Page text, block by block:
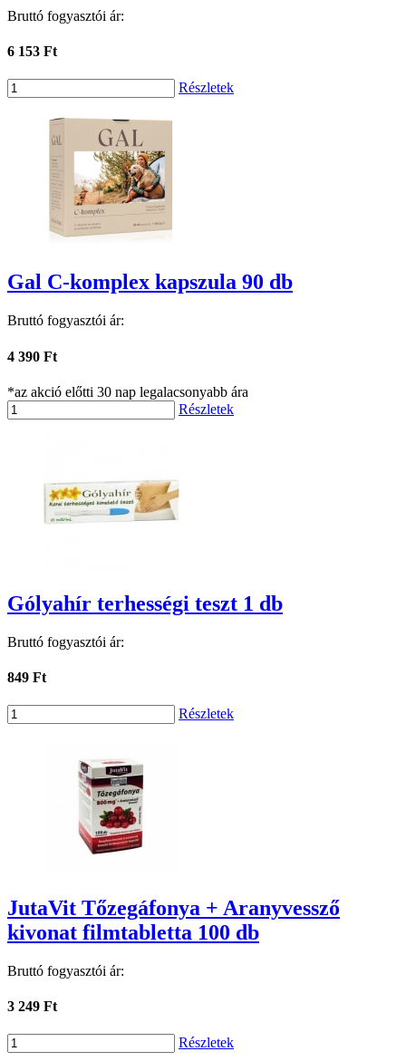
Bruttó fogyasztói ár:
6 153 Ft
Részletek
Gal C-komplex kapszula 90 db
Bruttó fogyasztói ár:
4 390 Ft
*az akció előtti 30 nap legalacsonyabb ára
Részletek
Gólyahír terhességi teszt 1 db
Bruttó fogyasztói ár:
849 Ft
Részletek
JutaVit Tőzegáfonya + Aranyvessző
kivonat filmtabletta 100 db
Bruttó fogyasztói ár:
3 249 Ft
Részletek